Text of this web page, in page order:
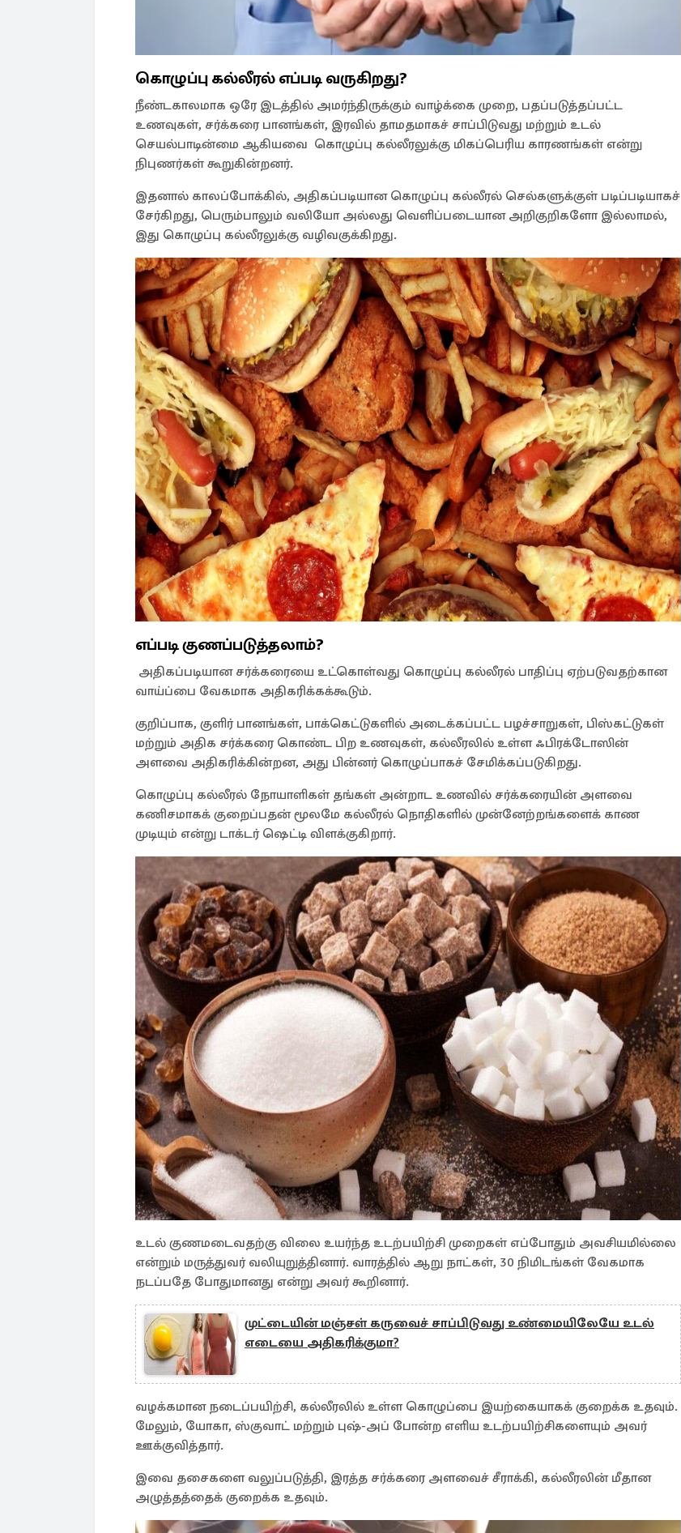
கொழுப்பு கல்லீரல் எப்படி வருகிறது?
நீண்டகாலமாக ஒரே இடத்தில் அமர்ந்திருக்கும் வாழ்க்கை முறை, பதப்படுத்தப்பட்ட
உணவுகள், சர்க்கரை பானங்கள், இரவில் தாமதமாகச் சாப்பிடுவது மற்றும் உடல்
செயல்பாடின்மை ஆகியவை கொழுப்பு கல்லீரலுக்கு மிகப்பெரிய காரணங்கள் என்று
நிபுணர்கள் கூறுகின்றனர்.
இதனால் காலப்போக்கில், அதிகப்படியான கொழுப்பு கல்லீரல் செல்களுக்குள் படிப்படியாகச்
சேர்கிறது, பெரும்பாலும் வலியோ அல்லது வெளிப்படையான அறிகுறிகளோ இல்லாமல்,
இது கொழுப்பு கல்லீரலுக்கு வழிவகுக்கிறது.
எப்படி குணப்படுத்தலாம்?
அதிகப்படியான சர்க்கரையை உட்கொள்வது கொழுப்பு கல்லீரல் பாதிப்பு ஏற்படுவதற்கான
வாய்ப்பை வேகமாக அதிகரிக்கக்கூடும்.
குறிப்பாக, குளிர் பானங்கள், பாக்கெட்டுகளில் அடைக்கப்பட்ட பழச்சாறுகள், பிஸ்கட்டுகள்
மற்றும் அதிக சர்க்கரை கொண்ட பிற உணவுகள், கல்லீரலில் உள்ள ஃபிரக்டோஸின்
அளவை அதிகரிக்கின்றன, அது பின்னர் கொழுப்பாகச் சேமிக்கப்படுகிறது.
கொழுப்பு கல்லீரல் நோயாளிகள் தங்கள் அன்றாட உணவில் சர்க்கரையின் அளவை
கணிசமாகக் குறைப்பதன் மூலமே கல்லீரல் நொதிகளில் முன்னேற்றங்களைக் காண
முடியும் என்று டாக்டர் ஷெட்டி விளக்குகிறார்.
உடல் குணமடைவதற்கு விலை உயர்ந்த உடற்பயிற்சி முறைகள் எப்போதும் அவசியமில்லை
என்றும் மருத்துவர் வலியுறுத்தினார். வாரத்தில் ஆறு நாட்கள், 30 நிமிடங்கள் வேகமாக
நடப்பதே போதுமானது என்று அவர் கூறினார்.
முட்டையின் மஞ்சள் கருவைச் சாப்பிடுவது உண்மையிலேயே உடல்
எடையை அதிகரிக்குமா?
வழக்கமான நடைப்பயிற்சி, கல்லீரலில் உள்ள கொழுப்பை இயற்கையாகக் குறைக்க உதவும்.
மேலும், யோகா, ஸ்குவாட் மற்றும் புஷ்-அப் போன்ற எளிய உடற்பயிற்சிகளையும் அவர்
ஊக்குவித்தார்.
இவை தசைகளை வலுப்படுத்தி, இரத்த சர்க்கரை அளவைச் சீராக்கி, கல்லீரலின் மீதான
அழுத்தத்தைக் குறைக்க உதவும்.